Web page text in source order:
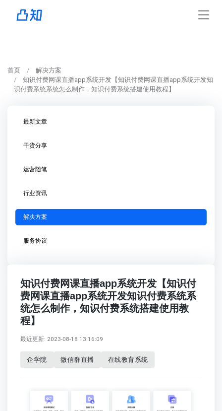
首页
解决方案
知识付费网课直播app系统开发【知识付费网课直播app系统开发知
识付费系统系统怎么制作，知识付费系统搭建使用教程】
最新文章
干货分享
运营随笔
行业资讯
解决方案
服务协议
知识付费网课直播app系统开发【知识付
费网课直播app系统开发知识付费系统系
统怎么制作，知识付费系统搭建使用教
程】
最近更新: 2023-08-18 13:16:09
企学院 微信群直播 在线教育系统